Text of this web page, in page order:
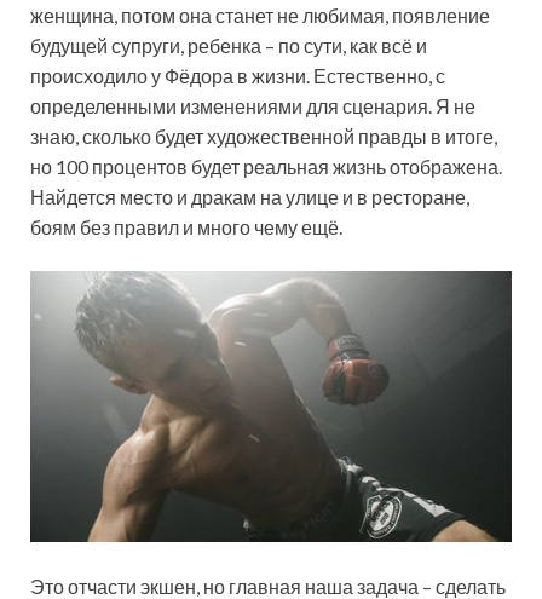
женщина, потом она станет не любимая, появление
будущей супруги, ребенка – по сути, как всё и
происходило у Фёдора в жизни. Естественно, с
определенными изменениями для сценария. Я не
знаю, сколько будет художественной правды в итоге,
но 100 процентов будет реальная жизнь отображена.
Найдется место и дракам на улице и в ресторане,
боям без правил и много чему ещё.
Это отчасти экшен, но главная наша задача – сделать